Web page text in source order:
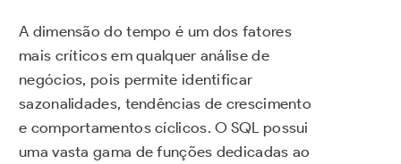
A dimensão do tempo é um dos fatores
mais críticos em qualquer análise de
negócios, pois permite identificar
sazonalidades, tendências de crescimento
e comportamentos cíclicos. O SQL possui
uma vasta gama de funções dedicadas ao